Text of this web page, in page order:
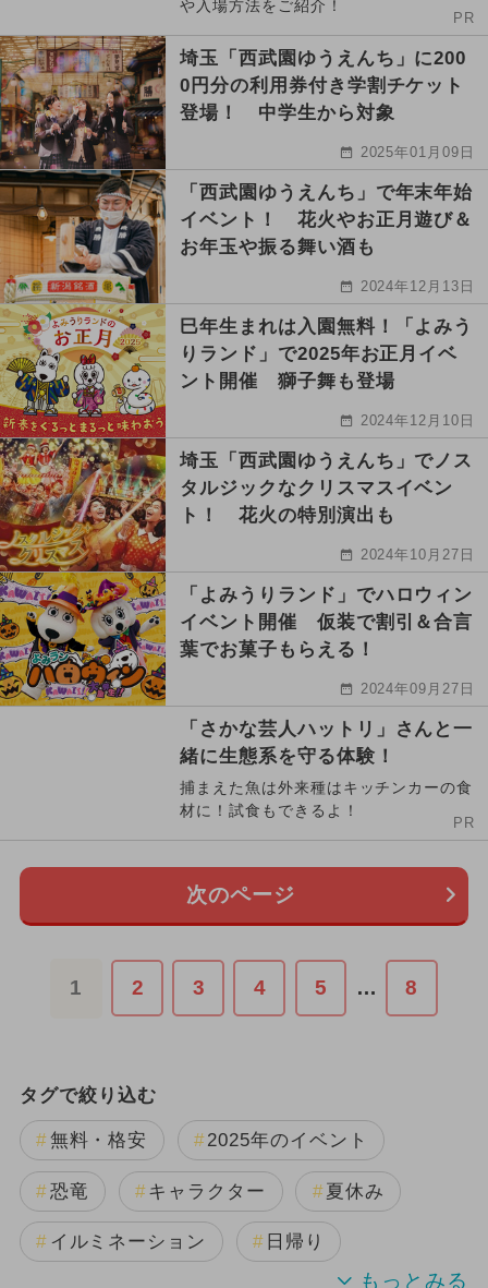
や入場方法をご紹介！
PR
埼玉「西武園ゆうえんち」に200
0円分の利用券付き学割チケット
登場！ 中学生から対象
2025年01月09日
「西武園ゆうえんち」で年末年始
イベント！ 花火やお正月遊び＆
お年玉や振る舞い酒も
2024年12月13日
巳年生まれは入園無料！「よみう
りランド」で2025年お正月イベ
ント開催 獅子舞も登場
2024年12月10日
埼玉「西武園ゆうえんち」でノス
タルジックなクリスマスイベン
ト！ 花火の特別演出も
2024年10月27日
「よみうりランド」でハロウィン
イベント開催 仮装で割引＆合言
葉でお菓子もらえる！
2024年09月27日
「さかな芸人ハットリ」さんと一
緒に生態系を守る体験！
捕まえた魚は外来種はキッチンカーの食
材に！試食もできるよ！
PR
次のページ
1 2 3 4 5 … 8
タグで絞り込む
無料・格安 2025年のイベント
恐竜 キャラクター 夏休み
イルミネーション 日帰り